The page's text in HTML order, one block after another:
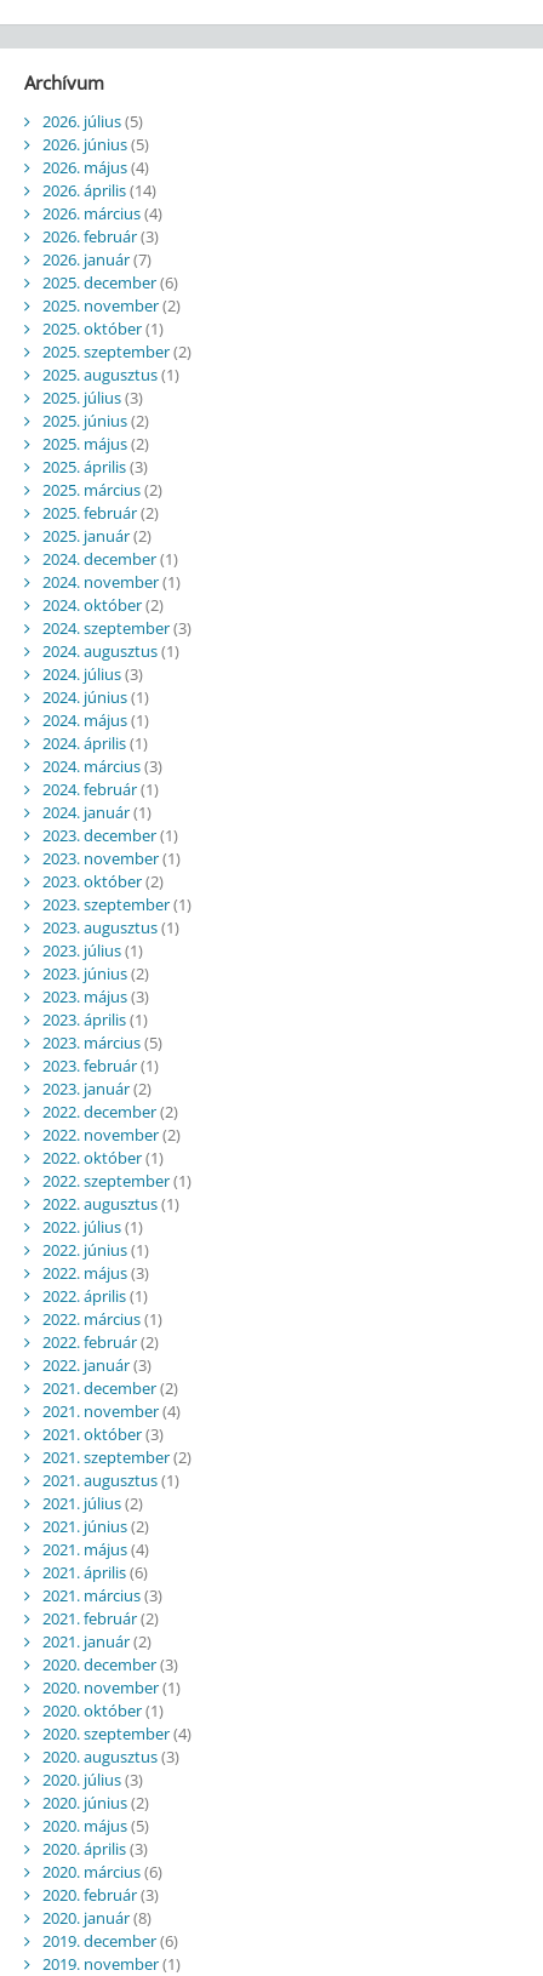
Archívum
2026. július(5)
2026. június(5)
2026. május(4)
2026. április(14)
2026. március(4)
2026. február(3)
2026. január(7)
2025. december(6)
2025. november(2)
2025. október(1)
2025. szeptember(2)
2025. augusztus(1)
2025. július(3)
2025. június(2)
2025. május(2)
2025. április(3)
2025. március(2)
2025. február(2)
2025. január(2)
2024. december(1)
2024. november(1)
2024. október(2)
2024. szeptember(3)
2024. augusztus(1)
2024. július(3)
2024. június(1)
2024. május(1)
2024. április(1)
2024. március(3)
2024. február(1)
2024. január(1)
2023. december(1)
2023. november(1)
2023. október(2)
2023. szeptember(1)
2023. augusztus(1)
2023. július(1)
2023. június(2)
2023. május(3)
2023. április(1)
2023. március(5)
2023. február(1)
2023. január(2)
2022. december(2)
2022. november(2)
2022. október(1)
2022. szeptember(1)
2022. augusztus(1)
2022. július(1)
2022. június(1)
2022. május(3)
2022. április(1)
2022. március(1)
2022. február(2)
2022. január(3)
2021. december(2)
2021. november(4)
2021. október(3)
2021. szeptember(2)
2021. augusztus(1)
2021. július(2)
2021. június(2)
2021. május(4)
2021. április(6)
2021. március(3)
2021. február(2)
2021. január(2)
2020. december(3)
2020. november(1)
2020. október(1)
2020. szeptember(4)
2020. augusztus(3)
2020. július(3)
2020. június(2)
2020. május(5)
2020. április(3)
2020. március(6)
2020. február(3)
2020. január(8)
2019. december(6)
2019. november(1)